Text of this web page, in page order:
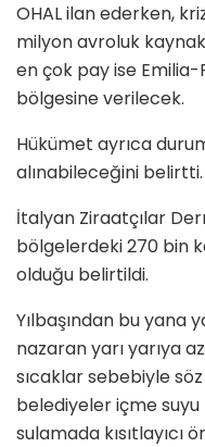
OHAL ilan ederken,
milyon avroluk
en çok pay ise
bölgesine verilecek.
Hükümet ayrıca
alınabileceğini belirtti.
İtalyan Ziraatçılar
bölgelerdeki 270 bin
olduğu belirtildi.
Yılbaşından bu yana
nazaran yarı yarıya
sıcaklar sebebiyle
belediyeler içme suyu
sulamada